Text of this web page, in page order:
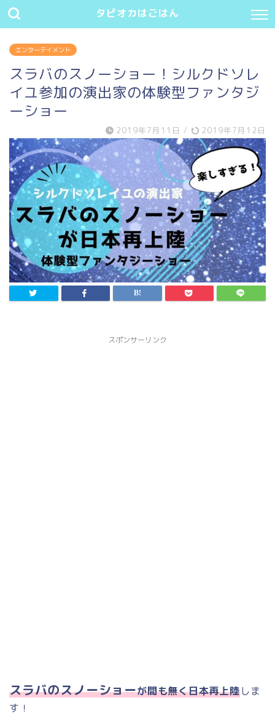
タピオカはごはん
エンターテイメント
スラバのスノーショー！シルクドソレ
イユ参加の演出家の体験型ファンタジ
ーショー
2019年7月11日 / 2019年7月12日
スポンサーリンク
スラバのスノーショーが間も無く日本再上陸しま
す！